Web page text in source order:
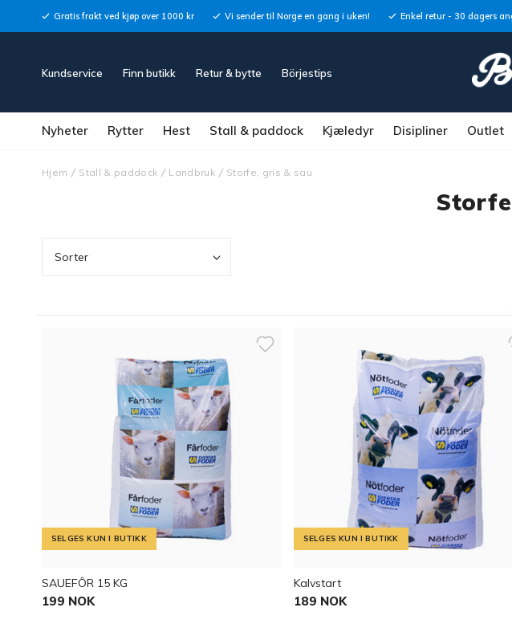
Gratis frakt ved kjøp over 1000 kr Vi sender til Norge en gang i uken! Enkel retur - 30 dagers
Kundservice Finn butikk Retur & bytte Börjestips
Nyheter Rytter Hest Stall & paddock Kjæledyr Disipliner Outlet
Hjem Stall & paddock Landbruk Storfe, gris & sau
Sorter
SELGES KUN I BUTIKK
SAUEFÔR 15 KG
199 NOK
SELGES KUN I BUTIKK
Kalvstart
189 NOK